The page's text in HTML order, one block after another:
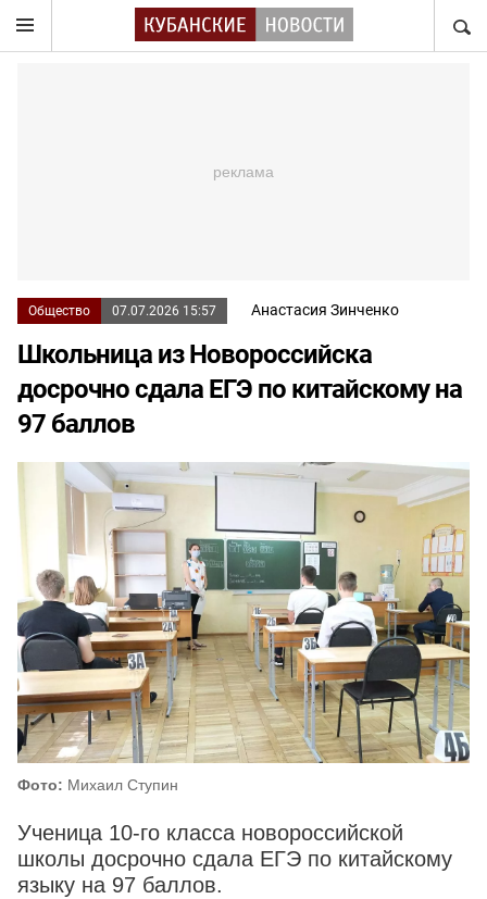
Общество 07.07.2026 15:57 Анастасия Зинченко
Школьница из Новороссийска
досрочно сдала ЕГЭ по китайскому на
97 баллов
Фото: Михаил Ступин
Ученица 10-го класса новороссийской
школы досрочно сдала ЕГЭ по китайскому
языку на 97 баллов.